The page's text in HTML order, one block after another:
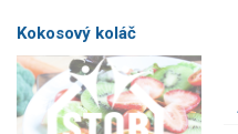
Kokosový koláč